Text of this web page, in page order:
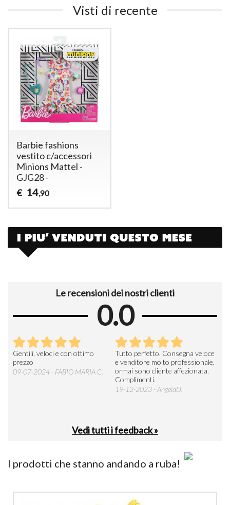
Visti di recente
Barbie fashions
vestito c/accessori
Minions Mattel -
GJG28 -
€ 14,90
Le recensioni dei nostri clienti
0.0
Gentili, veloci e con ottimo
prezzo
09-07-2024 - FABIO MARIA C.
Tutto perfetto. Consegna veloce
e venditore molto professionale,
ormai sono cliente affezionata.
Complimenti.
19-12-2023 - AngelaD.
Vedi tutti i feedback »
I prodotti che stanno andando a ruba!